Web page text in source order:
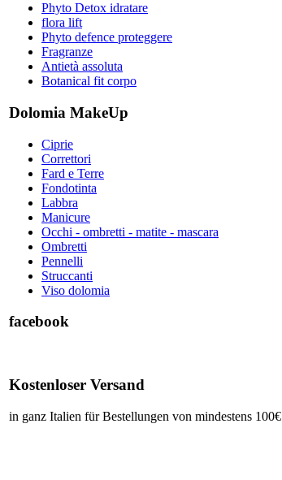
Phyto Detox idratare
flora lift
Phyto defence proteggere
Fragranze
Antietà assoluta
Botanical fit corpo
Dolomia MakeUp
Ciprie
Correttori
Fard e Terre
Fondotinta
Labbra
Manicure
Occhi - ombretti - matite - mascara
Ombretti
Pennelli
Struccanti
Viso dolomia
facebook
Kostenloser Versand
in ganz Italien für Bestellungen von mindestens 100€